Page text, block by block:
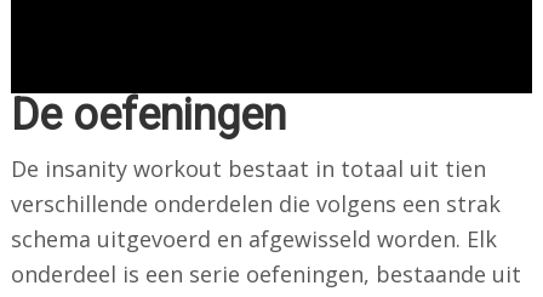
De oefeningen
De insanity workout bestaat in totaal uit tien
verschillende onderdelen die volgens een strak
schema uitgevoerd en afgewisseld worden. Elk
onderdeel is een serie oefeningen, bestaande uit